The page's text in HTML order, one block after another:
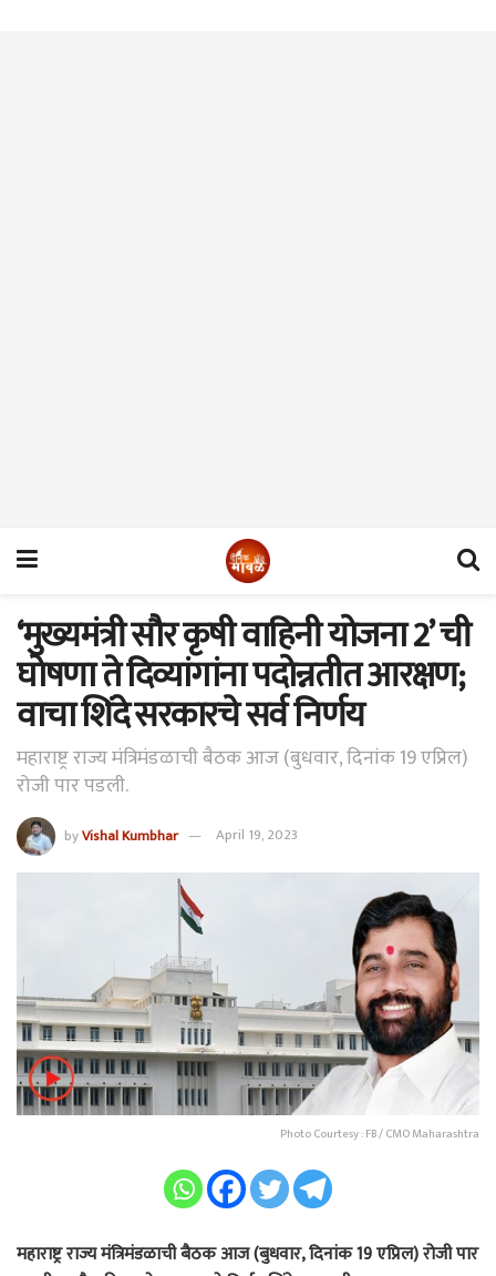
‘मुख्यमंत्री सौर कृषी वाहिनी योजना 2’ ची
घोषणा ते दिव्यांगांना पदोन्नतीत आरक्षण;
वाचा शिंदे सरकारचे सर्व निर्णय
महाराष्ट्र राज्य मंत्रिमंडळाची बैठक आज (बुधवार, दिनांक 19 एप्रिल)
रोजी पार पडली.
byVishal Kumbhar April 19, 2023
Photo Courtesy : FB / CMO Maharashtra
महाराष्ट्र राज्य मंत्रिमंडळाची बैठक आज (बुधवार, दिनांक 19 एप्रिल) रोजी पार